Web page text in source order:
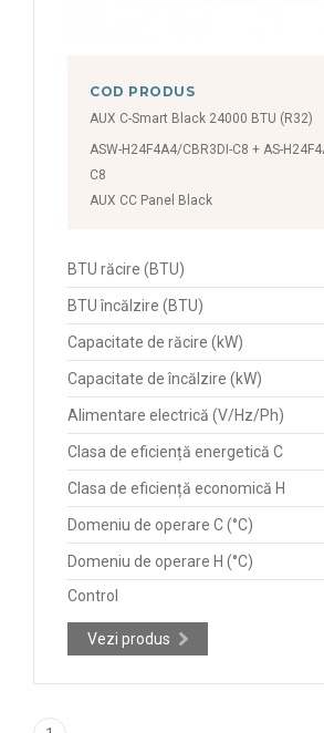
COD PRODUS
AUX C-Smart Black 24000 BTU (R32)
ASW-H24F4A4/CBR3DI-C8 + AS-
C8
AUX CC Panel Black
BTU răcire (BTU)
BTU încălzire (BTU)
Capacitate de răcire (kW)
Capacitate de încălzire (kW)
Alimentare electrică (V/Hz/Ph)
Clasa de eficiență energetică C
Clasa de eficiență economică H
Domeniu de operare C (°C)
Domeniu de operare H (°C)
Control
Vezi produs